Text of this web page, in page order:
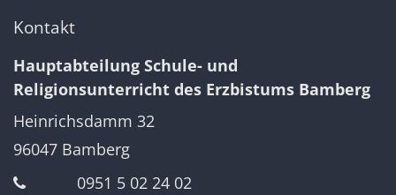
Kontakt
Hauptabteilung Schule- und
Religionsunterricht des Erzbistums Bamberg
Heinrichsdamm 32
96047 Bamberg
0951 5 02 24 02